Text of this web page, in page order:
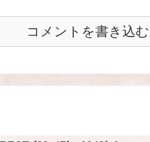
コメントを書き込む